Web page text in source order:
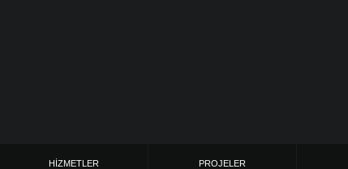
HİZMETLER PROJELER